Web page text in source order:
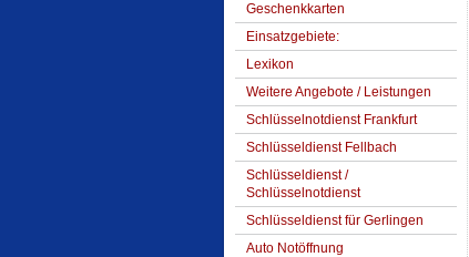
Geschenkkarten
Einsatzgebiete:
Lexikon
Weitere Angebote / Leistungen
Schlüsselnotdienst Frankfurt
Schlüsseldienst Fellbach
Schlüsseldienst /
Schlüsselnotdienst
Schlüsseldienst für Gerlingen
Auto Notöffnung